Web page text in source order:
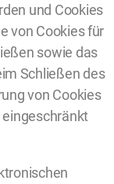
und Cookies
von Cookies für
sowie das
Schließen des
von Cookies